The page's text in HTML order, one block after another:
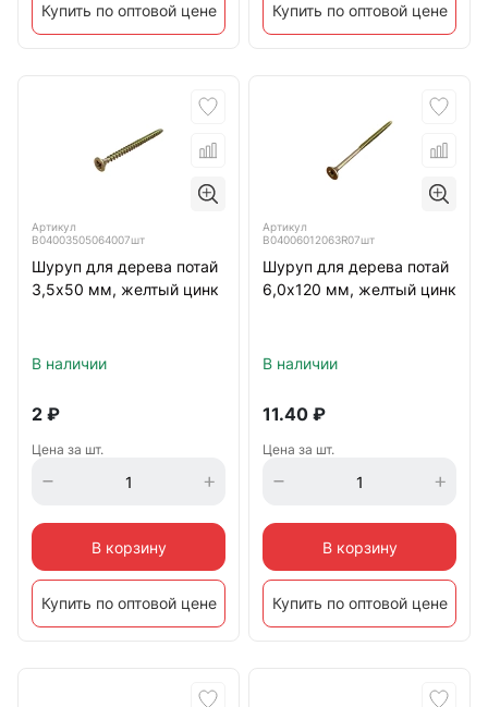
Купить по оптовой цене Купить по оптовой цене
Артикул
B04003505064007шт
Шуруп для дерева потай
3,5х50 мм, желтый цинк
В наличии
2 ₽
Цена за шт.
В корзину
Купить по оптовой цене
Артикул
B04006012063R07шт
Шуруп для дерева потай
6,0х120 мм, желтый цинк
В наличии
11.40 ₽
Цена за шт.
В корзину
Купить по оптовой цене